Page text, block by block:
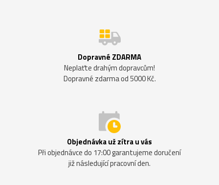
Dopravné ZDARMA
Neplaťte drahým dopravcům!
Dopravné zdarma od 5000 Kč.
Objednávka už zítra u vás
Při objednávce do 17:00 garantujeme doručení
již následující pracovní den.